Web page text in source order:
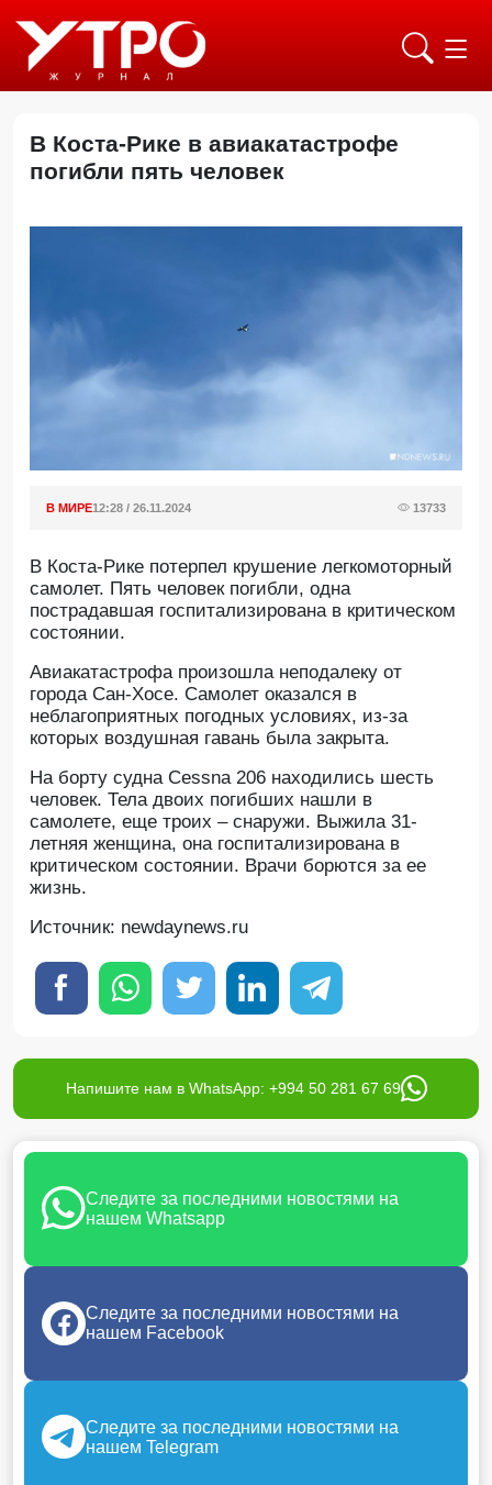
В Коста-Рике в авиакатастрофе
погибли пять человек
В МИРЕ12:28 / 26.11.2024 13733
В Коста-Рике потерпел крушение легкомоторный
самолет. Пять человек погибли, одна
пострадавшая госпитализирована в критическом
состоянии.
Авиакатастрофа произошла неподалеку от
города Сан-Хосе. Самолет оказался в
неблагоприятных погодных условиях, из-за
которых воздушная гавань была закрыта.
На борту судна Cessna 206 находились шесть
человек. Тела двоих погибших нашли в
самолете, еще троих – снаружи. Выжила 31-
летняя женщина, она госпитализирована в
критическом состоянии. Врачи борются за ее
жизнь.
Источник: newdaynews.ru
Напишите нам в WhatsApp: +994 50 281 67 69
Следите за последними новостями на
нашем Whatsapp
Следите за последними новостями на
нашем Facebook
Следите за последними новостями на
нашем Telegram